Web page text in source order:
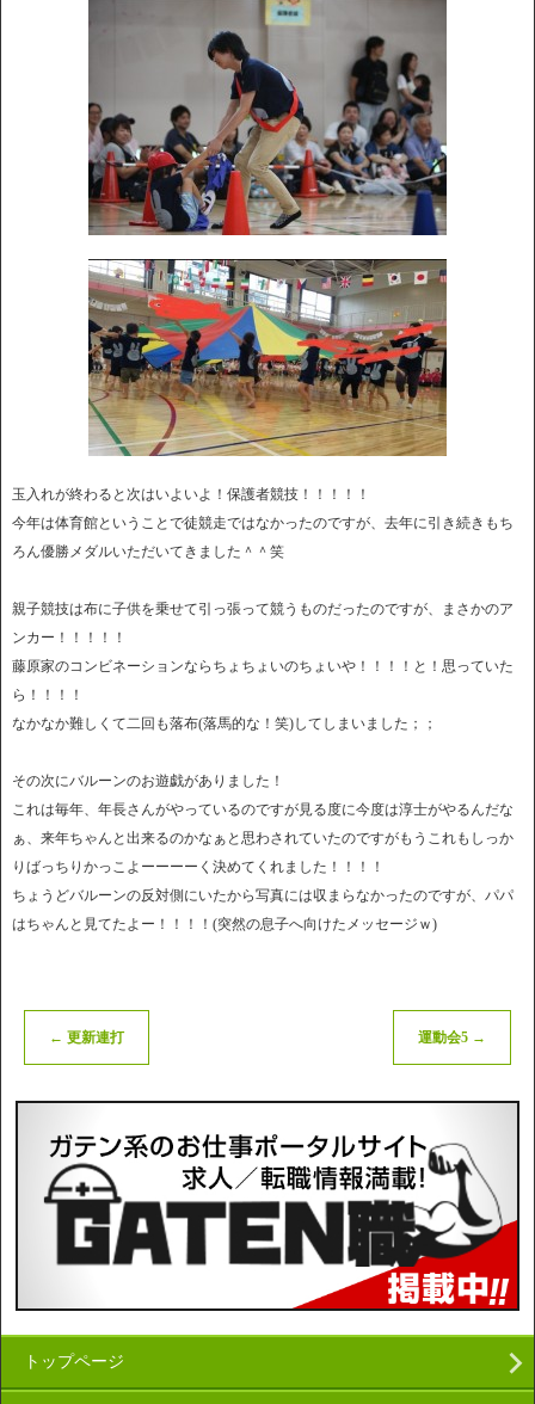
玉入れが終わると次はいよいよ！保護者競技！！！！！
今年は体育館ということで徒競走ではなかったのですが、去年に引き続きもち
ろん優勝メダルいただいてきました＾＾笑
親子競技は布に子供を乗せて引っ張って競うものだったのですが、まさかのア
ンカー！！！！！
藤原家のコンビネーションならちょちょいのちょいや！！！！と！思っていた
ら！！！！
なかなか難しくて二回も落布(落馬的な！笑)してしまいました；；
その次にバルーンのお遊戯がありました！
これは毎年、年長さんがやっているのですが見る度に今度は淳士がやるんだな
ぁ、来年ちゃんと出来るのかなぁと思わされていたのですがもうこれもしっか
りばっちりかっこよーーーーく決めてくれました！！！！
ちょうどバルーンの反対側にいたから写真には収まらなかったのですが、パパ
はちゃんと見てたよー！！！！(突然の息子へ向けたメッセージｗ)
← 更新連打 運動会5 →
トップページ